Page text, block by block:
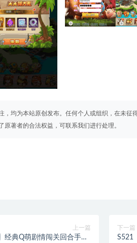
，均为本站原创发布。任何个人或组织，在未
著者的合法权益，可联系我们进行处理。
上一篇
典Q萌剧情闯关回合手游-
下一篇
S521